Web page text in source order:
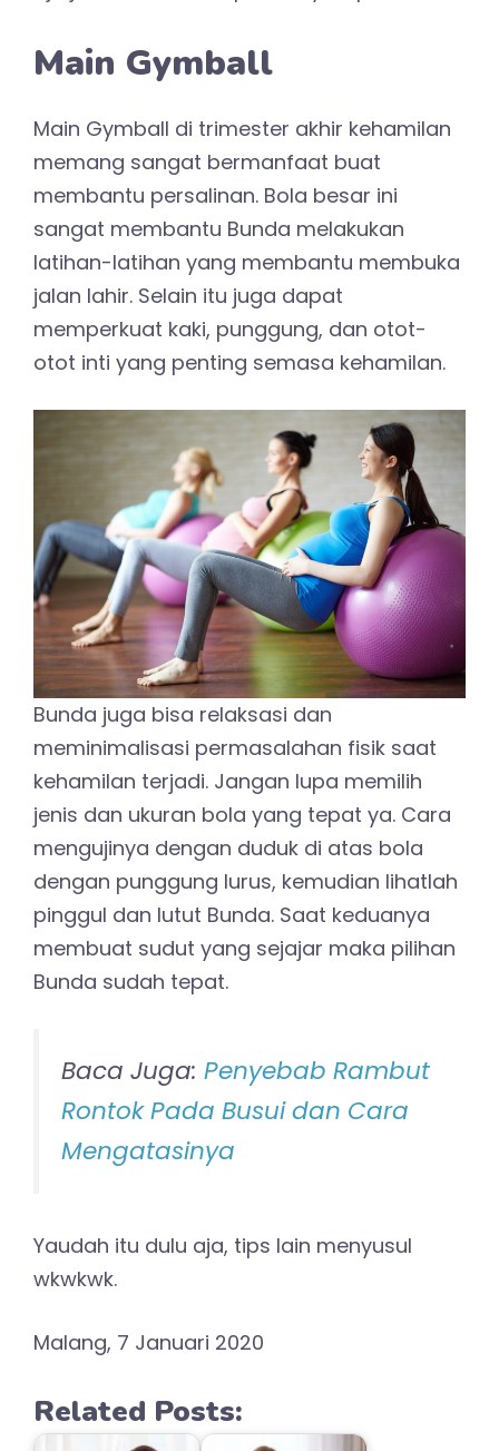
Main Gymball
Main Gymball di trimester akhir kehamilan
memang sangat bermanfaat buat
membantu persalinan. Bola besar ini
sangat membantu Bunda melakukan
latihan-latihan yang membantu membuka
jalan lahir. Selain itu juga dapat
memperkuat kaki, punggung, dan otot-
otot inti yang penting semasa kehamilan.
Bunda juga bisa relaksasi dan
meminimalisasi permasalahan fisik saat
kehamilan terjadi. Jangan lupa memilih
jenis dan ukuran bola yang tepat ya. Cara
mengujinya dengan duduk di atas bola
dengan punggung lurus, kemudian lihatlah
pinggul dan lutut Bunda. Saat keduanya
membuat sudut yang sejajar maka pilihan
Bunda sudah tepat.
Baca Juga: Penyebab Rambut
Rontok Pada Busui dan Cara
Mengatasinya
Yaudah itu dulu aja, tips lain menyusul
wkwkwk.
Malang, 7 Januari 2020
Related Posts: